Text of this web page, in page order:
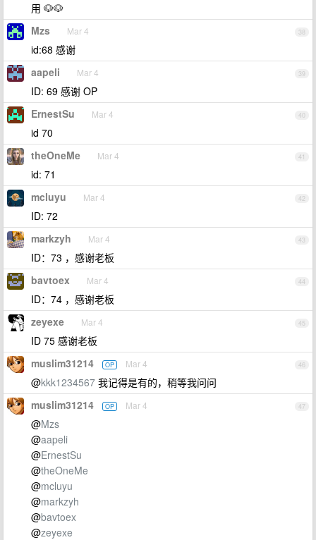
用 🐶🐶
38
Mzs Mar 4
id:68 感谢
39
aapeli Mar 4
ID: 69 感谢 OP
40
ErnestSu Mar 4
id 70
41
theOneMe Mar 4
id: 71
42
mcluyu Mar 4
ID: 72
43
markzyh Mar 4
ID：73 ，感谢老板
44
bavtoex Mar 4
ID：74 ，感谢老板
45
zeyexe Mar 4
ID 75 感谢老板
46
muslim31214 OP Mar 4
@kkk1234567 我记得是有的，稍等我问问
47
muslim31214 OP Mar 4
@Mzs
@aapeli
@ErnestSu
@theOneMe
@mcluyu
@markzyh
@bavtoex
@zeyexe